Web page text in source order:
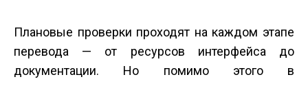
Плановые проверки проходят на каждом этапе
перевода — от ресурсов интерфейса до
документации. Но помимо этого в